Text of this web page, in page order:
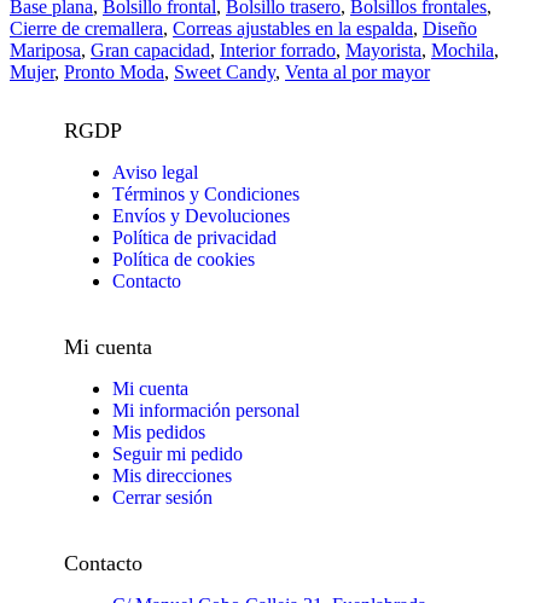
Base plana, Bolsillo frontal, Bolsillo trasero, Bolsillos frontales,
Cierre de cremallera, Correas ajustables en la espalda, Diseño
Mariposa, Gran capacidad, Interior forrado, Mayorista, Mochila,
Mujer, Pronto Moda, Sweet Candy, Venta al por mayor
RGDP
Aviso legal
Términos y Condiciones
Envíos y Devoluciones
Política de privacidad
Política de cookies
Contacto
Mi cuenta
Mi cuenta
Mi información personal
Mis pedidos
Seguir mi pedido
Mis direcciones
Cerrar sesión
Contacto